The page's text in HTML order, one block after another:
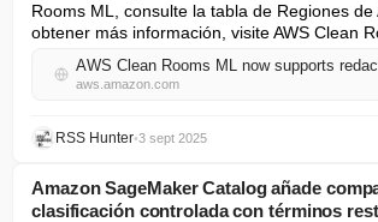
Rooms ML, consulte la tabla de Regiones de
obtener más información, visite AWS Clean
aws.amazon.com
RSS Hunter•3 sept 2025
Amazon SageMaker Catalog añade
clasificación controlada con términos